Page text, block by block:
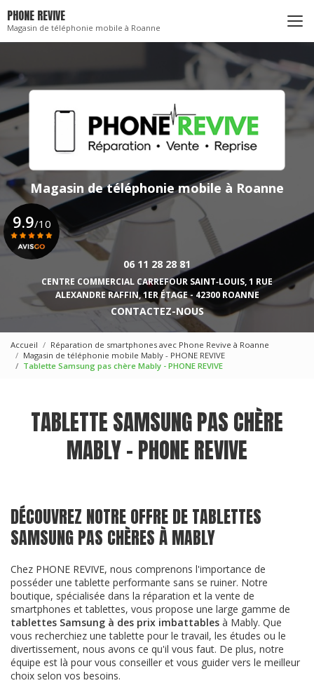
au
contenu
principal
PHONE REVIVE
Magasin de téléphonie mobile à Roanne
Magasin de téléphonie mobile à Roanne
06 11 28 28 81
CENTRE COMMERCIAL CARREFOUR SAINT‑LOUIS, 1 RUE
ALEXANDRE RAFFIN, 1ER ÉTAGE - 42300 ROANNE
CONTACTEZ-NOUS
9.9/10
Accueil
Réparation de smartphones avec Phone Revive à Roanne
Magasin de téléphonie mobile Mably - PHONE REVIVE
Tablette Samsung pas chère Mably - PHONE REVIVE
TABLETTE SAMSUNG PAS CHÈRE
MABLY - PHONE REVIVE
DÉCOUVREZ NOTRE OFFRE DE TABLETTES
SAMSUNG PAS CHÈRES À MABLY
Chez PHONE REVIVE, nous comprenons l'importance de
posséder une tablette performante sans se ruiner. Notre
boutique, spécialisée dans la réparation et la vente de
smartphones et tablettes, vous propose une large gamme de
tablettes Samsung à des prix imbattables à Mably. Que
vous recherchiez une tablette pour le travail, les études ou le
divertissement, nous avons ce qu'il vous faut. De plus, notre
équipe est là pour vous conseiller et vous guider vers le meilleur
choix selon vos besoins.